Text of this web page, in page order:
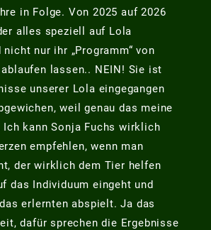
in Folge. Von 2025 auf 2026
alles speziell auf Lola
nur ihr „Programm“ von
lassen.. NEIN! Sie ist
unserer Lola eingegangen
weil genau das meine
Ich kann Sonja Fuchs wirklich
empfehlen, wenn man
der wirklich dem Tier helfen
das Individuum eingeht und
erlernten abspielt. Ja das
dafür sprechen die Ergebnisse